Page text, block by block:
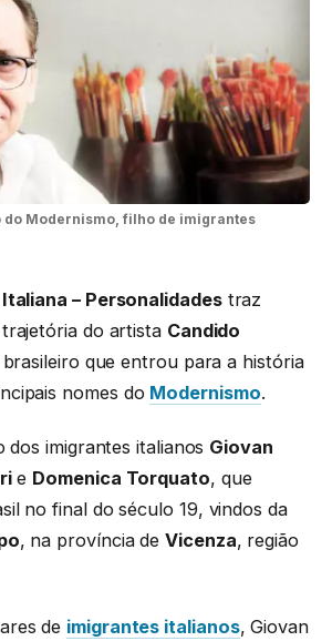
do Modernismo, filho de imigrantes
– Personalidadestraz
do artista Candido
que entrou para a história
nomes do Modernismo.
imigrantes italianos Giovan
e Domenica Torquato, que
no final do século 19, vindos da
, na província deVicenza, região
de imigrantes italianos, Giovan